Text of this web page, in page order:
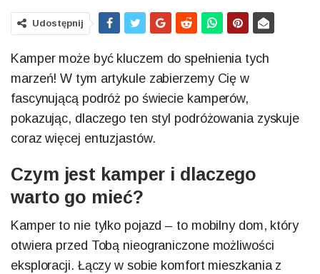
Udostępnij
Kamper może być kluczem do spełnienia tych
marzeń! W tym artykule zabierzemy Cię w
fascynującą podróż po świecie kamperów,
pokazując, dlaczego ten styl podróżowania zyskuje
coraz więcej entuzjastów.
Czym jest kamper i dlaczego
warto go mieć?
Kamper to nie tylko pojazd – to mobilny dom, który
otwiera przed Tobą nieograniczone możliwości
eksploracji. Łączy w sobie komfort mieszkania z